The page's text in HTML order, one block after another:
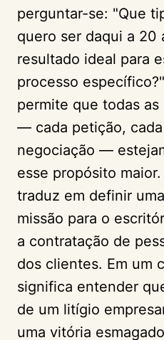
perguntar-se: "Que
quero ser daqui a 20
resultado ideal para
processo
permite que todas
— cada petição,
negociação —
esse propósito
traduz em definir
missão para o
a contratação de
dos clientes. Em um
significa entender
de um litígio
uma vitória